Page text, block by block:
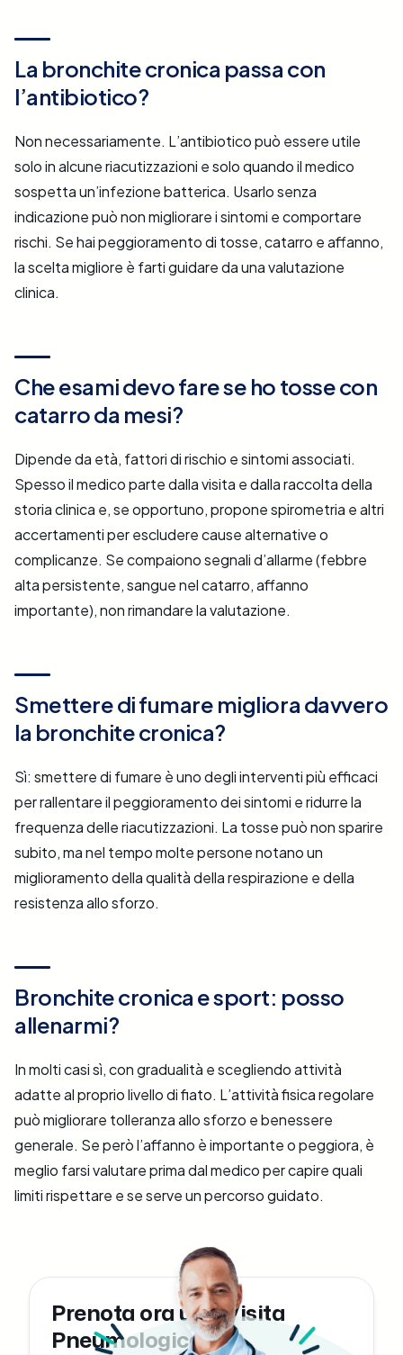
La bronchite cronica passa con
l’antibiotico?
Non necessariamente. L’antibiotico può essere utile
solo in alcune riacutizzazioni e solo quando il medico
sospetta un’infezione batterica. Usarlo senza
indicazione può non migliorare i sintomi e comportare
rischi. Se hai peggioramento di tosse, catarro e affanno,
la scelta migliore è farti guidare da una valutazione
clinica.
Che esami devo fare se ho tosse con
catarro da mesi?
Dipende da età, fattori di rischio e sintomi associati.
Spesso il medico parte dalla visita e dalla raccolta della
storia clinica e, se opportuno, propone spirometria e altri
accertamenti per escludere cause alternative o
complicanze. Se compaiono segnali d’allarme (febbre
alta persistente, sangue nel catarro, affanno
importante), non rimandare la valutazione.
Smettere di fumare migliora davvero
la bronchite cronica?
Sì: smettere di fumare è uno degli interventi più efficaci
per rallentare il peggioramento dei sintomi e ridurre la
frequenza delle riacutizzazioni. La tosse può non sparire
subito, ma nel tempo molte persone notano un
miglioramento della qualità della respirazione e della
resistenza allo sforzo.
Bronchite cronica e sport: posso
allenarmi?
In molti casi sì, con gradualità e scegliendo attività
adatte al proprio livello di fiato. L’attività fisica regolare
può migliorare tolleranza allo sforzo e benessere
generale. Se però l’affanno è importante o peggiora, è
meglio farsi valutare prima dal medico per capire quali
limiti rispettare e se serve un percorso guidato.
Prenota ora una Visita
Pneumologica